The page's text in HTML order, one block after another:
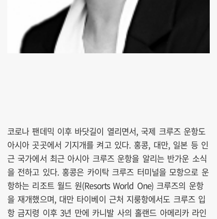
코로나 팬데믹 이후 바닷길이 열리면서, 국제 크루즈 운항도
아시아 곳곳에서 기지개를 켜고 있다. 홍콩, 대만, 일본 등 인
근 국가에서 최근 아시아 크루즈 운항을 알리는 반가운 소식
을 전하고 있다. 홍콩은 카이탁 크루즈 터미널을 모항으로 운
항하는 리조트 월드 원(Resorts World One) 크루즈의 운항
을 재개했으며, 대만 타이베이 근처 지룽항에서도 크루즈 입
항 금지령 이후 3년 만에 카니발 사의 홀랜드 아메리카 라인